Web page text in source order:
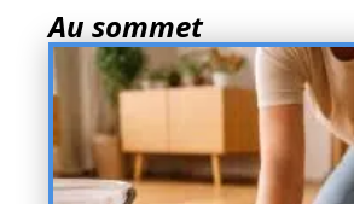
Au sommet